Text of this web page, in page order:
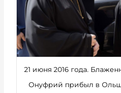
21 июня 2016 года.
Онуфрий прибыл в